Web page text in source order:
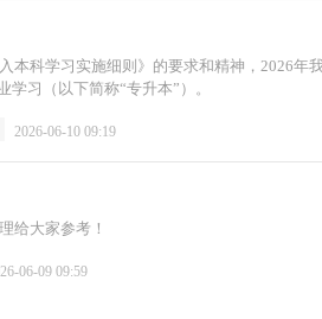
本科学习实施细则》的要求和精神，2026年
习（以下简称“专升本”）。
2026-06-10 09:19
给大家参考！
06-09 09:59